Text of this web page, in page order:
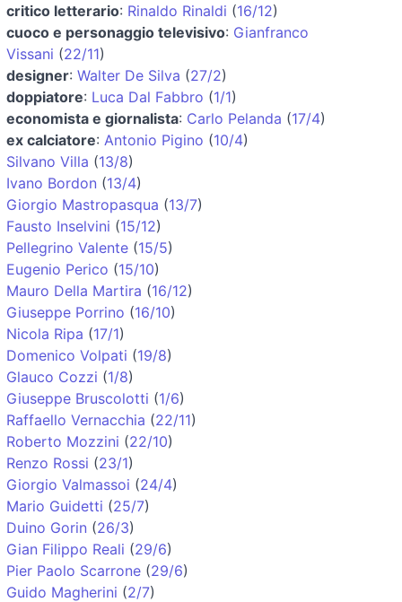
critico letterario: Rinaldo Rinaldi (16/12)
cuoco e personaggio televisivo: Gianfranco
Vissani (22/11)
designer: Walter De Silva (27/2)
doppiatore: Luca Dal Fabbro (1/1)
economista e giornalista: Carlo Pelanda (17/4)
ex calciatore: Antonio Pigino (10/4)
Silvano Villa (13/8)
Ivano Bordon (13/4)
Giorgio Mastropasqua (13/7)
Fausto Inselvini (15/12)
Pellegrino Valente (15/5)
Eugenio Perico (15/10)
Mauro Della Martira (16/12)
Giuseppe Porrino (16/10)
Nicola Ripa (17/1)
Domenico Volpati (19/8)
Glauco Cozzi (1/8)
Giuseppe Bruscolotti (1/6)
Raffaello Vernacchia (22/11)
Roberto Mozzini (22/10)
Renzo Rossi (23/1)
Giorgio Valmassoi (24/4)
Mario Guidetti (25/7)
Duino Gorin (26/3)
Gian Filippo Reali (29/6)
Pier Paolo Scarrone (29/6)
Guido Magherini (2/7)